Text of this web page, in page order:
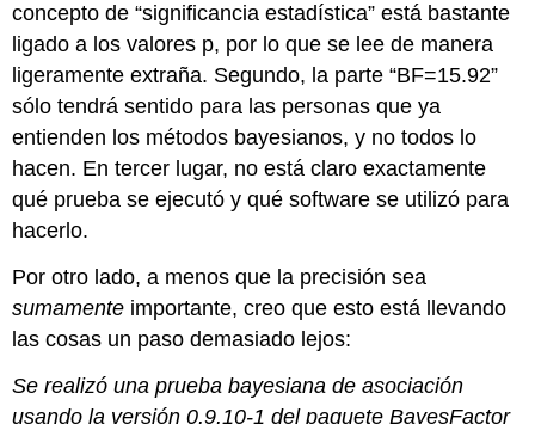
concepto de “significancia estadística” está bastante
ligado a los valores p, por lo que se lee de manera
ligeramente extraña. Segundo, la parte “BF=15.92”
sólo tendrá sentido para las personas que ya
entienden los métodos bayesianos, y no todos lo
hacen. En tercer lugar, no está claro exactamente
qué prueba se ejecutó y qué software se utilizó para
hacerlo.
Por otro lado, a menos que la precisión sea
sumamente importante, creo que esto está llevando
las cosas un paso demasiado lejos:
Se realizó una prueba bayesiana de asociación
usando la versión 0.9.10-1 del paquete BayesFactor